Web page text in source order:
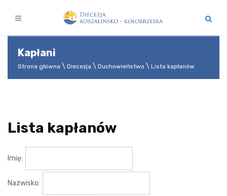
Kapłani
Strona główna Diecezja Duchowieństwo Lista kapłanów
Lista kapłanów
Imię:
Nazwisko: